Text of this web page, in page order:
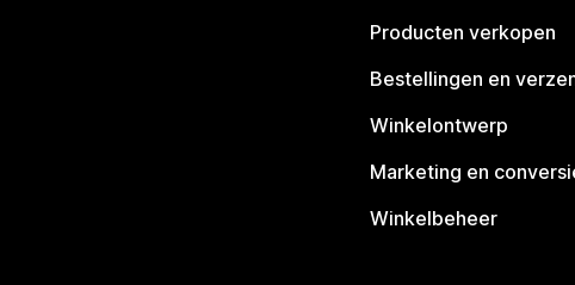
Producten verkopen
Bestellingen en
Winkelontwerp
Marketing en
Winkelbeheer